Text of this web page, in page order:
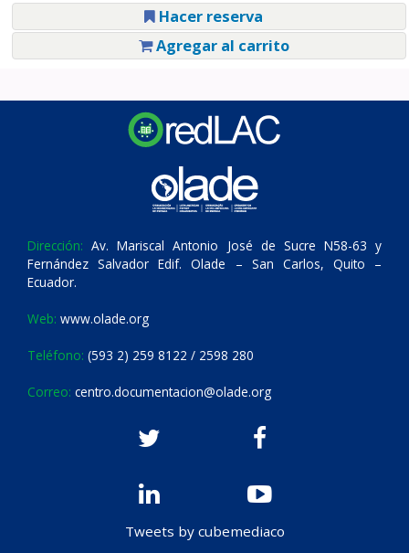
Hacer reserva
Agregar al carrito
Dirección: Av. Mariscal Antonio José de Sucre N58-63 y
Fernández Salvador Edif. Olade – San Carlos, Quito –
Ecuador.
Web: www.olade.org
Teléfono: (593 2) 259 8122 / 2598 280
Correo: centro.documentacion@olade.org
Tweets by cubemediaco